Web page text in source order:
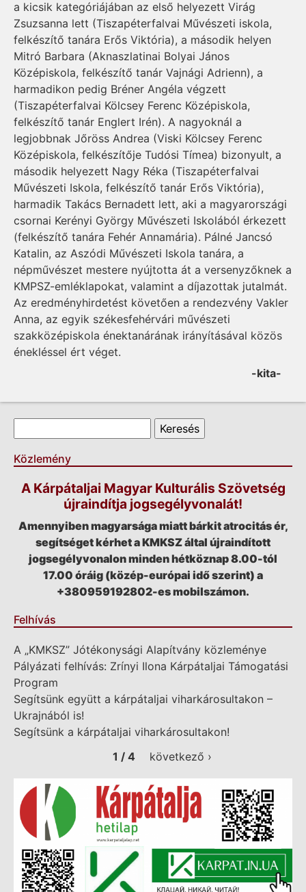
a kicsik kategóriájában az első helyezett Virág
Zsuzsanna lett (Tiszapéterfalvai Művészeti iskola,
felkészítő tanára Erős Viktória), a második helyen
Mitró Barbara (Aknaszlatinai Bolyai János
Középiskola, felkészítő tanár Vajnági Adrienn), a
harmadikon pedig Bréner Angéla végzett
(Tiszapéterfalvai Kölcsey Ferenc Középiskola,
felkészítő tanár Englert Irén). A nagyoknál a
legjobbnak Jőröss Andrea (Viski Kölcsey Ferenc
Középiskola, felkészítője Tudósi Tímea) bizonyult, a
második helyezett Nagy Réka (Tiszapéterfalvai
Művészeti Iskola, felkészítő tanár Erős Viktória),
harmadik Takács Bernadett lett, aki a magyarországi
csornai Kerényi György Művészeti Iskolából érkezett
(felkészítő tanára Fehér Annamária). Pálné Jancsó
Katalin, az Aszódi Művészeti Iskola tanára, a
népművészet mestere nyújtotta át a versenyzőknek a
KMPSZ-emléklapokat, valamint a díjazottak jutalmát.
Az eredményhirdetést követően a rendezvény Vakler
Anna, az egyik székesfehérvári művészeti
szakközépiskola énektanárának irányításával közös
énekléssel ért véget.
-kita-
Keresés űrlap
Keresés
Közlemény
A Kárpátaljai Magyar Kulturális Szövetség
újraindítja jogsegélyvonalát!
Amennyiben magyarsága miatt bárkit atrocitás ér,
segítséget kérhet a KMKSZ által újraindított
jogsegélyvonalon minden hétköznap 8.00-tól
17.00 óráig (közép-európai idő szerint) a
+380959192802-es mobilszámon.
Felhívás
A „KMKSZ” Jótékonysági Alapítvány közleménye
Pályázati felhívás: Zrínyi Ilona Kárpátaljai Támogatási
Program
Segítsünk együtt a kárpátaljai viharkárosultakon –
Ukrajnából is!
Segítsünk a kárpátaljai viharkárosultakon!
1 / 4
következő ›